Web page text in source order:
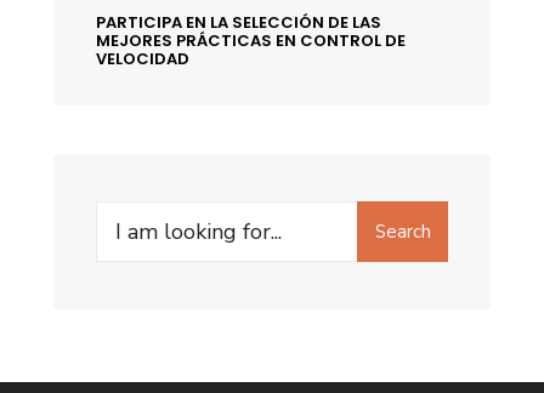
PARTICIPA EN LA SELECCIÓN DE LAS
MEJORES PRÁCTICAS EN CONTROL DE
VELOCIDAD
Search
Search